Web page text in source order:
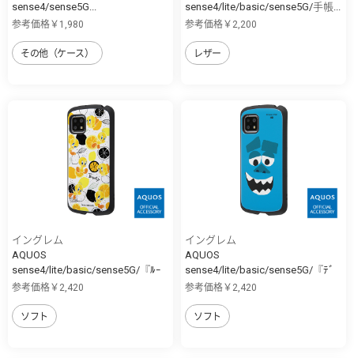
sense4/sense5G...
参考価格￥1,980
その他（ケース）
sense4/lite/basic/sense5G/手帳...
参考価格￥2,200
レザー
イングレム
AQUOS
sense4/lite/basic/sense5G/『ﾙｰ
ﾆ...
参考価格￥2,420
ソフト
イングレム
AQUOS
sense4/lite/basic/sense5G/『ﾃﾞ
ｨ...
参考価格￥2,420
ソフト